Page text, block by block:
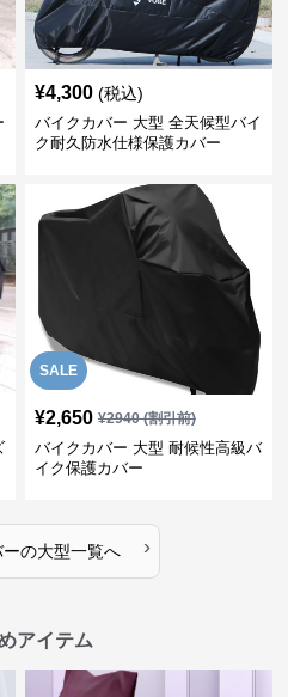
¥4,300 (税込)
バイクカバー 大型 全天候型バイ
ク耐久防水仕様保護カバー
SALE
¥2,650 ¥2940(割引前)
バイクカバー 大型 耐候性高級バ
イク保護カバー
の大型一覧へ ›
アイテム